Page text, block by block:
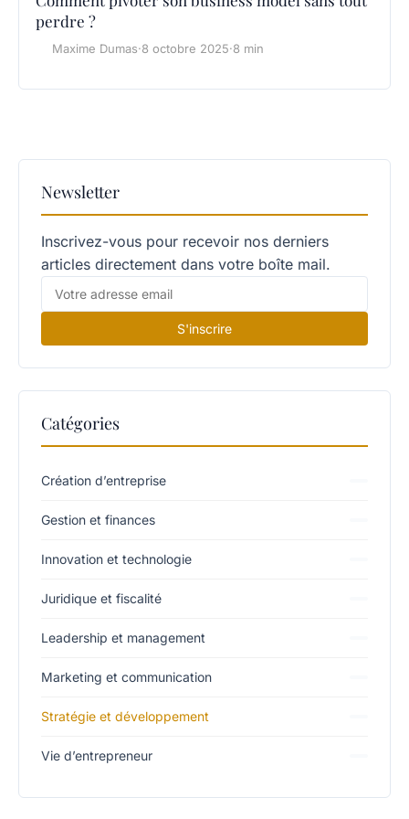
perdre ?
Maxime Dumas·8 octobre 2025·8 min
Newsletter
Inscrivez-vous pour recevoir nos derniers
articles directement dans votre boîte mail.
S'inscrire
Catégories
Création d’entreprise
Gestion et finances
Innovation et technologie
Juridique et fiscalité
Leadership et management
Marketing et communication
Stratégie et développement
Vie d’entrepreneur